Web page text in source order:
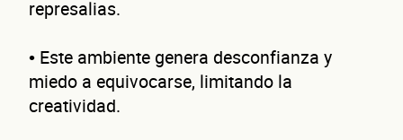
represalias.
• Este ambiente genera desconfianza y
miedo a equivocarse, limitando la
creatividad.